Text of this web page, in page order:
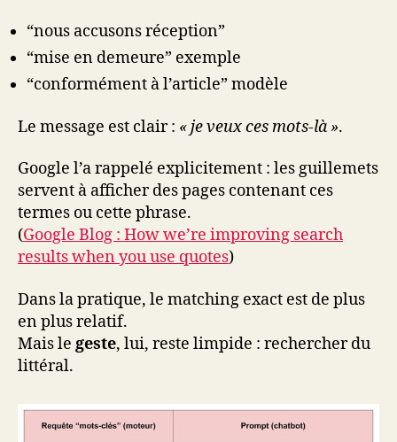
“nous accusons réception”
“mise en demeure” exemple
“conformément à l’article” modèle
Le message est clair : « je veux ces mots-là ».
Google l’a rappelé explicitement : les guillemets
servent à afficher des pages contenant ces
termes ou cette phrase.
(Google Blog : How we’re improving search
results when you use quotes)
Dans la pratique, le matching exact est de plus
en plus relatif.
Mais le geste, lui, reste limpide : rechercher du
littéral.